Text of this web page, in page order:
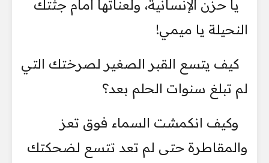
يا حزن الإنسانية، ولعناتها أمام جثتك
النحيلة يا ميمي!
كيف يتسع القبر الصغير لصرختك التي
لم تبلغ سنوات الحلم بعد؟
وكيف انكمشت السماء فوق تعز
والمقاطرة حتى لم تعد تتسع لضحكتك